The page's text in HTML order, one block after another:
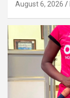
August 6, 2026